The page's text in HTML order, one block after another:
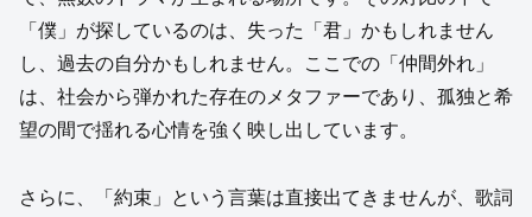
「僕」が探しているのは、失った「君」かもしれません
し、過去の自分かもしれません。ここでの「仲間外れ」
は、社会から弾かれた存在のメタファーであり、孤独と希
望の間で揺れる心情を強く映し出しています。
さらに、「約束」という言葉は直接出てきませんが、歌詞